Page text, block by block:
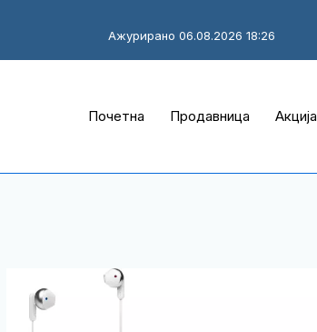
Ажурирано 06.08.2026 18:26
Почетна Продавница Акција